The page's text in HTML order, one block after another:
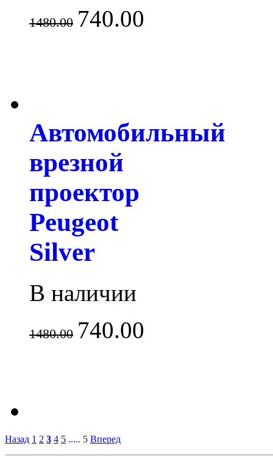
1480.00 740.00
Автомобильный
врезной
проектор
Peugeot
Silver
В наличии
1480.00 740.00
Назад 1 2 3 4 5 ..... 5 Вперед